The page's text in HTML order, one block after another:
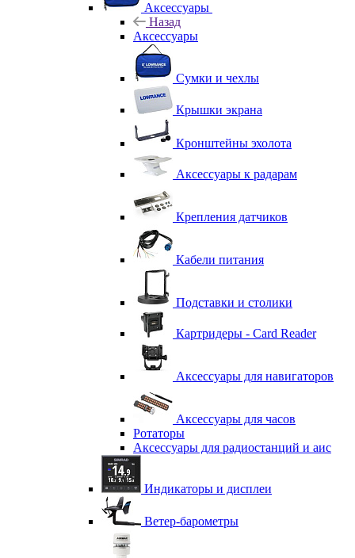
Аксессуары
Назад
Аксессуары
Сумки и чехлы
Крышки экрана
Кронштейны эхолота
Аксессуары к радарам
Крепления датчиков
Кабели питания
Подставки и столики
Картридеры - Card Reader
Аксессуары для навигаторов
Аксессуары для часов
Ротаторы
Аксессуары для радиостанций и аис
Индикаторы и дисплеи
Ветер-барометры